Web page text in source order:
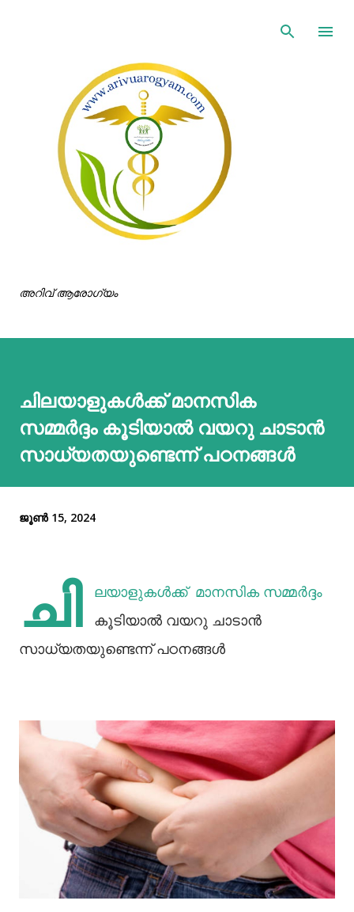
അറിവ് ആരോഗ്യം
ചിലയാളുകൾക്ക് മാനസിക
സമ്മർദ്ദം കൂടിയാൽ വയറു ചാടാൻ
സാധ്യതയുണ്ടെന്ന് പഠനങ്ങൾ
ജൂൺ 15, 2024
ചി
ലയാളുകൾക്ക് മാനസിക സമ്മർദ്ദം
കൂടിയാൽ വയറു ചാടാൻ
സാധ്യതയുണ്ടെന്ന് പഠനങ്ങൾ